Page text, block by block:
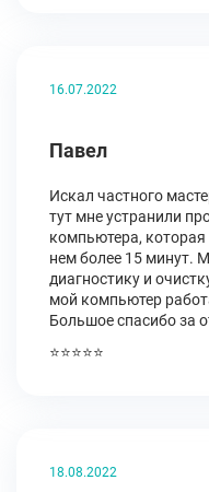
16.07.2022
Павел
Искал частного
тут мне устранили
компьютера,
нем более 15 минут.
диагностику и
мой компьютер
Большое спасибо за
⭐⭐⭐⭐⭐
18.08.2022